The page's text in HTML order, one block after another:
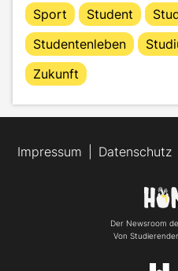
Sport
Student
Studentenleben
Zukunft
Der Newsroom
Von
Impressum Datenschutz